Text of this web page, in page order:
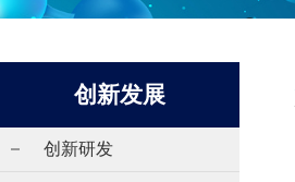
创新发展
创新研发